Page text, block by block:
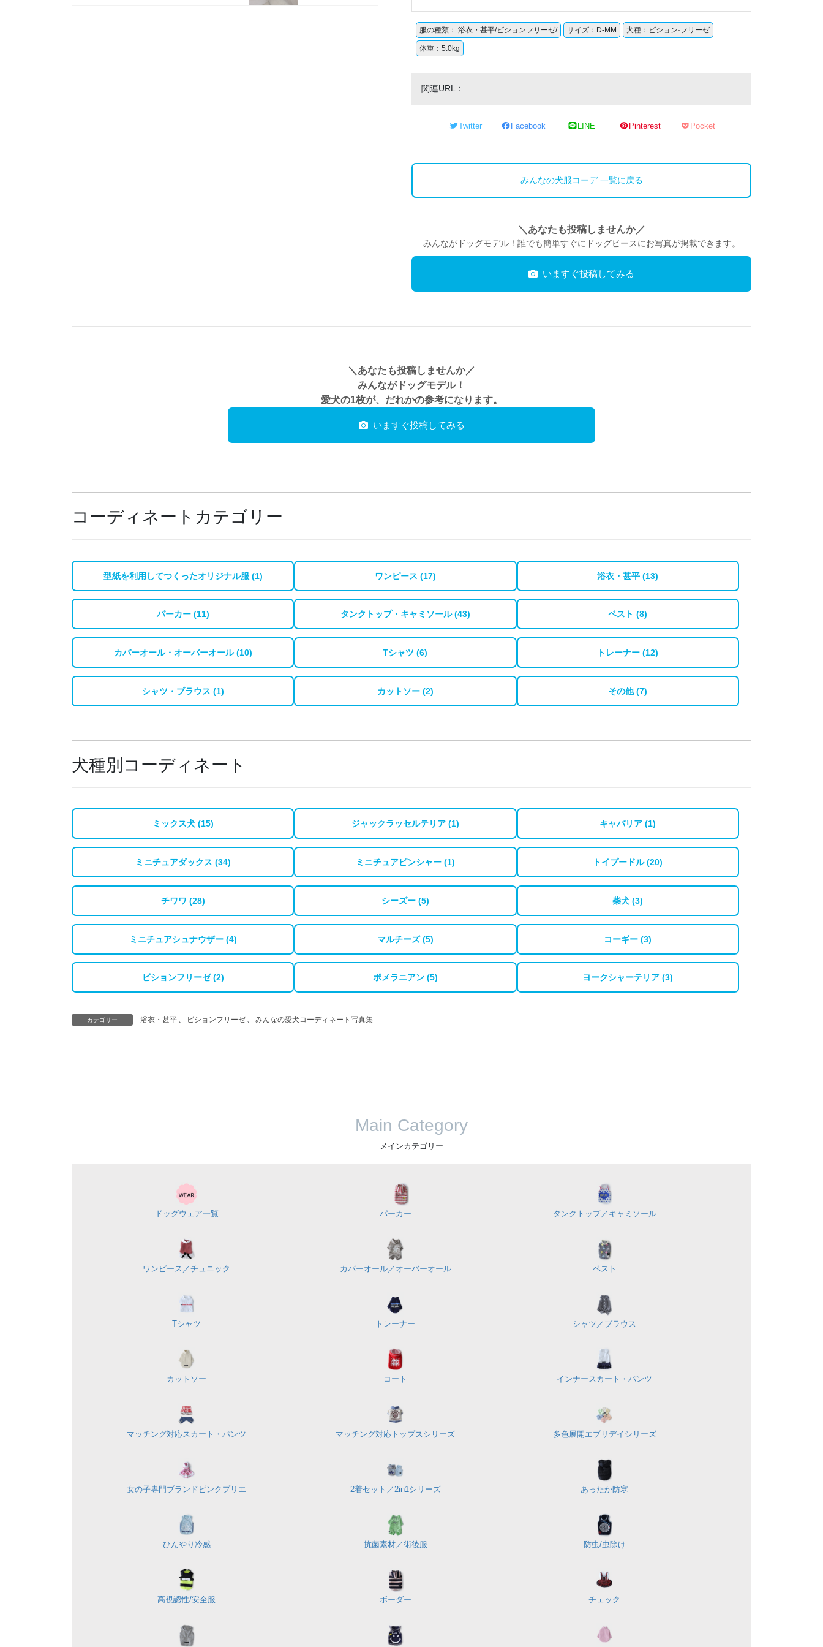
服の種類： 浴衣・甚平/ビションフリーゼ/ サイズ：D-MM 犬種：ビション·フリーゼ
体重：5.0kg
関連URL：
Twitter Facebook LINE Pinterest Pocket
みんなの犬服コーデ 一覧に戻る
＼あなたも投稿しませんか／
みんながドッグモデル！誰でも簡単すぐにドッグピースにお写真が掲載できます。
いますぐ投稿してみる
＼あなたも投稿しませんか／
みんながドッグモデル！
愛犬の1枚が、だれかの参考になります。
いますぐ投稿してみる
コーディネートカテゴリー
型紙を利用してつくったオリジナル服 (1) ワンピース (17) 浴衣・甚平 (13)
パーカー (11) タンクトップ・キャミソール (43) ベスト (8)
カバーオール・オーバーオール (10) Tシャツ (6) トレーナー (12)
シャツ・ブラウス (1) カットソー (2) その他 (7)
犬種別コーディネート
ミックス犬 (15) ジャックラッセルテリア (1) キャバリア (1)
ミニチュアダックス (34) ミニチュアピンシャー (1) トイプードル (20)
チワワ (28) シーズー (5) 柴犬 (3)
ミニチュアシュナウザー (4) マルチーズ (5) コーギー (3)
ビションフリーゼ (2) ポメラニアン (5) ヨークシャーテリア (3)
カテゴリー 浴衣・甚平 、 ビションフリーゼ 、 みんなの愛犬コーディネート写真集
Main Category
メインカテゴリー
ドッグウェア一覧 パーカー タンクトップ／ キャミソール
ワンピース／チュニック カバーオール／ オーバーオール ベスト
Tシャツ トレーナー シャツ／ ブラウス
カットソー コート インナースカート・パンツ
マッチング対応スカート・パンツ マッチング対応 トップスシリーズ 多色展開 エブリデイシリーズ
女の子専門ブランド ピンクプリエ 2着セット／2in1シリーズ あったか防寒
ひんやり冷感 抗菌素材／術後服 防虫/虫除け
高視認性/安全服 ボーダー チェック